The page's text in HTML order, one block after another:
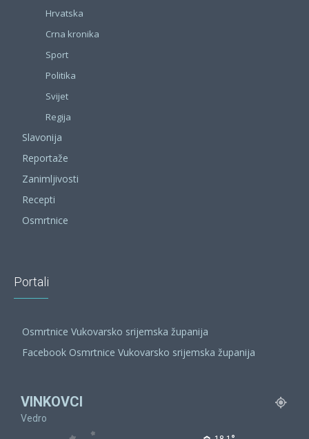
Hrvatska
Crna kronika
Sport
Politika
Svijet
Regija
Slavonija
Reportaže
Zanimljivosti
Recepti
Osmrtnice
Portali
Osmrtnice Vukovarsko srijemska županija
Facebook Osmrtnice Vukovarsko srijemska županija
VINKOVCI
Vedro